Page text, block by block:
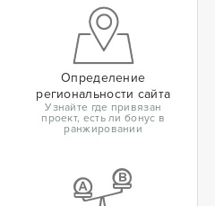
Определение
региональности сайта
Узнайте где привязан
проект, есть ли бонус в
ранжировании